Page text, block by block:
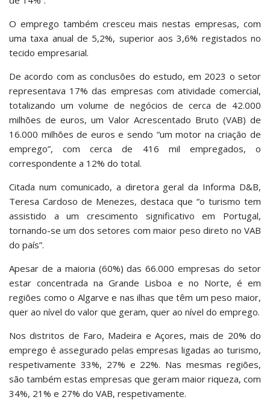
O emprego também cresceu mais nestas empresas, com
uma taxa anual de 5,2%, superior aos 3,6% registados no
tecido empresarial.
De acordo com as conclusões do estudo, em 2023 o setor
representava 17% das empresas com atividade comercial,
totalizando um volume de negócios de cerca de 42.000
milhões de euros, um Valor Acrescentado Bruto (VAB) de
16.000 milhões de euros e sendo “um motor na criação de
emprego”, com cerca de 416 mil empregados, o
correspondente a 12% do total.
Citada num comunicado, a diretora geral da Informa D&B,
Teresa Cardoso de Menezes, destaca que “o turismo tem
assistido a um crescimento significativo em Portugal,
tornando-se um dos setores com maior peso direto no VAB
do país”.
Apesar de a maioria (60%) das 66.000 empresas do setor
estar concentrada na Grande Lisboa e no Norte, é em
regiões como o Algarve e nas ilhas que têm um peso maior,
quer ao nível do valor que geram, quer ao nível do emprego.
Nos distritos de Faro, Madeira e Açores, mais de 20% do
emprego é assegurado pelas empresas ligadas ao turismo,
respetivamente 33%, 27% e 22%. Nas mesmas regiões,
são também estas empresas que geram maior riqueza, com
34%, 21% e 27% do VAB, respetivamente.